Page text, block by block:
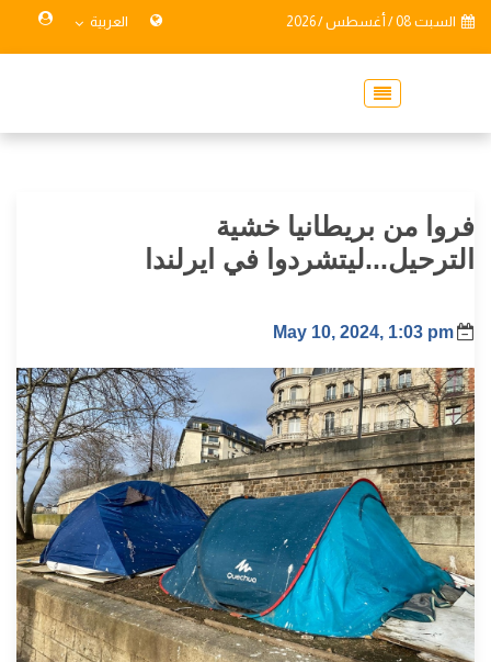
السبت 08 / أغسطس / 2026 العربية
فروا من بريطانيا خشية
الترحيل...ليتشردوا في ايرلندا
May 10, 2024, 1:03 pm